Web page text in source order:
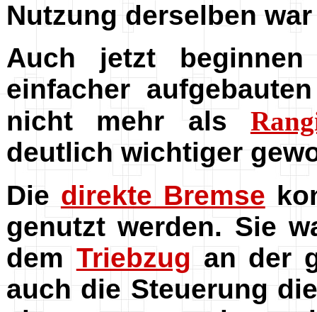
Nutzung derselben
Auch jetzt
einfacher
nicht mehr als
deutlich wichtiger
Die direkte Bremse
genutzt werden. Sie
dem Triebzug an der
auch die Steuerung